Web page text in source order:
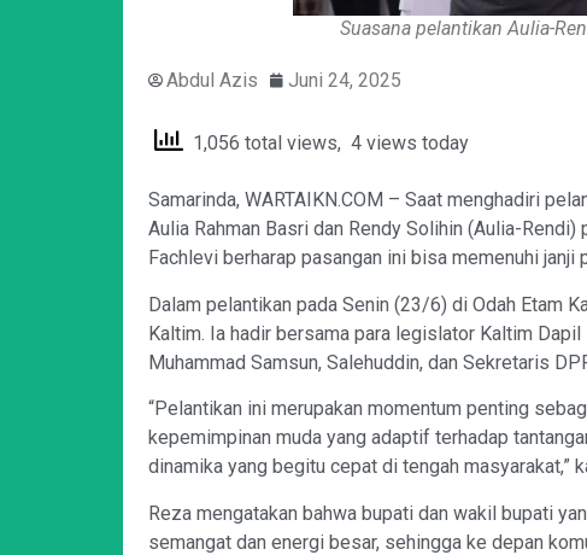
Suasana pelantikan Aulia-
Abdul Azis Juni 24, 2025
1,056 total views, 4 views today
Samarinda, WARTAIKN.COM – Saat menghadiri
Aulia Rahman Basri dan Rendy Solihin (Aulia-
Fachlevi berharap pasangan ini bisa memenuhi janji
Dalam pelantikan pada Senin (23/6) di Odah Etam
Kaltim. Ia hadir bersama para legislator Kaltim
Muhammad Samsun, Salehuddin, dan Sekretaris
“Pelantikan ini merupakan momentum penting
kepemimpinan muda yang adaptif terhadap
dinamika yang begitu cepat di tengah masyarakat,”
Reza mengatakan bahwa bupati dan wakil bupati
semangat dan energi besar, sehingga ke depan